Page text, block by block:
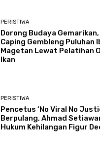
PERISTIWA
Dorong Budaya
Caping Gembleng Puluhan
Magetan Lewat Pelatihan
Ikan
PERISTIWA
Pencetus ‘No Viral No
Berpulang, Ahmad
Hukum Kehilangan Figur